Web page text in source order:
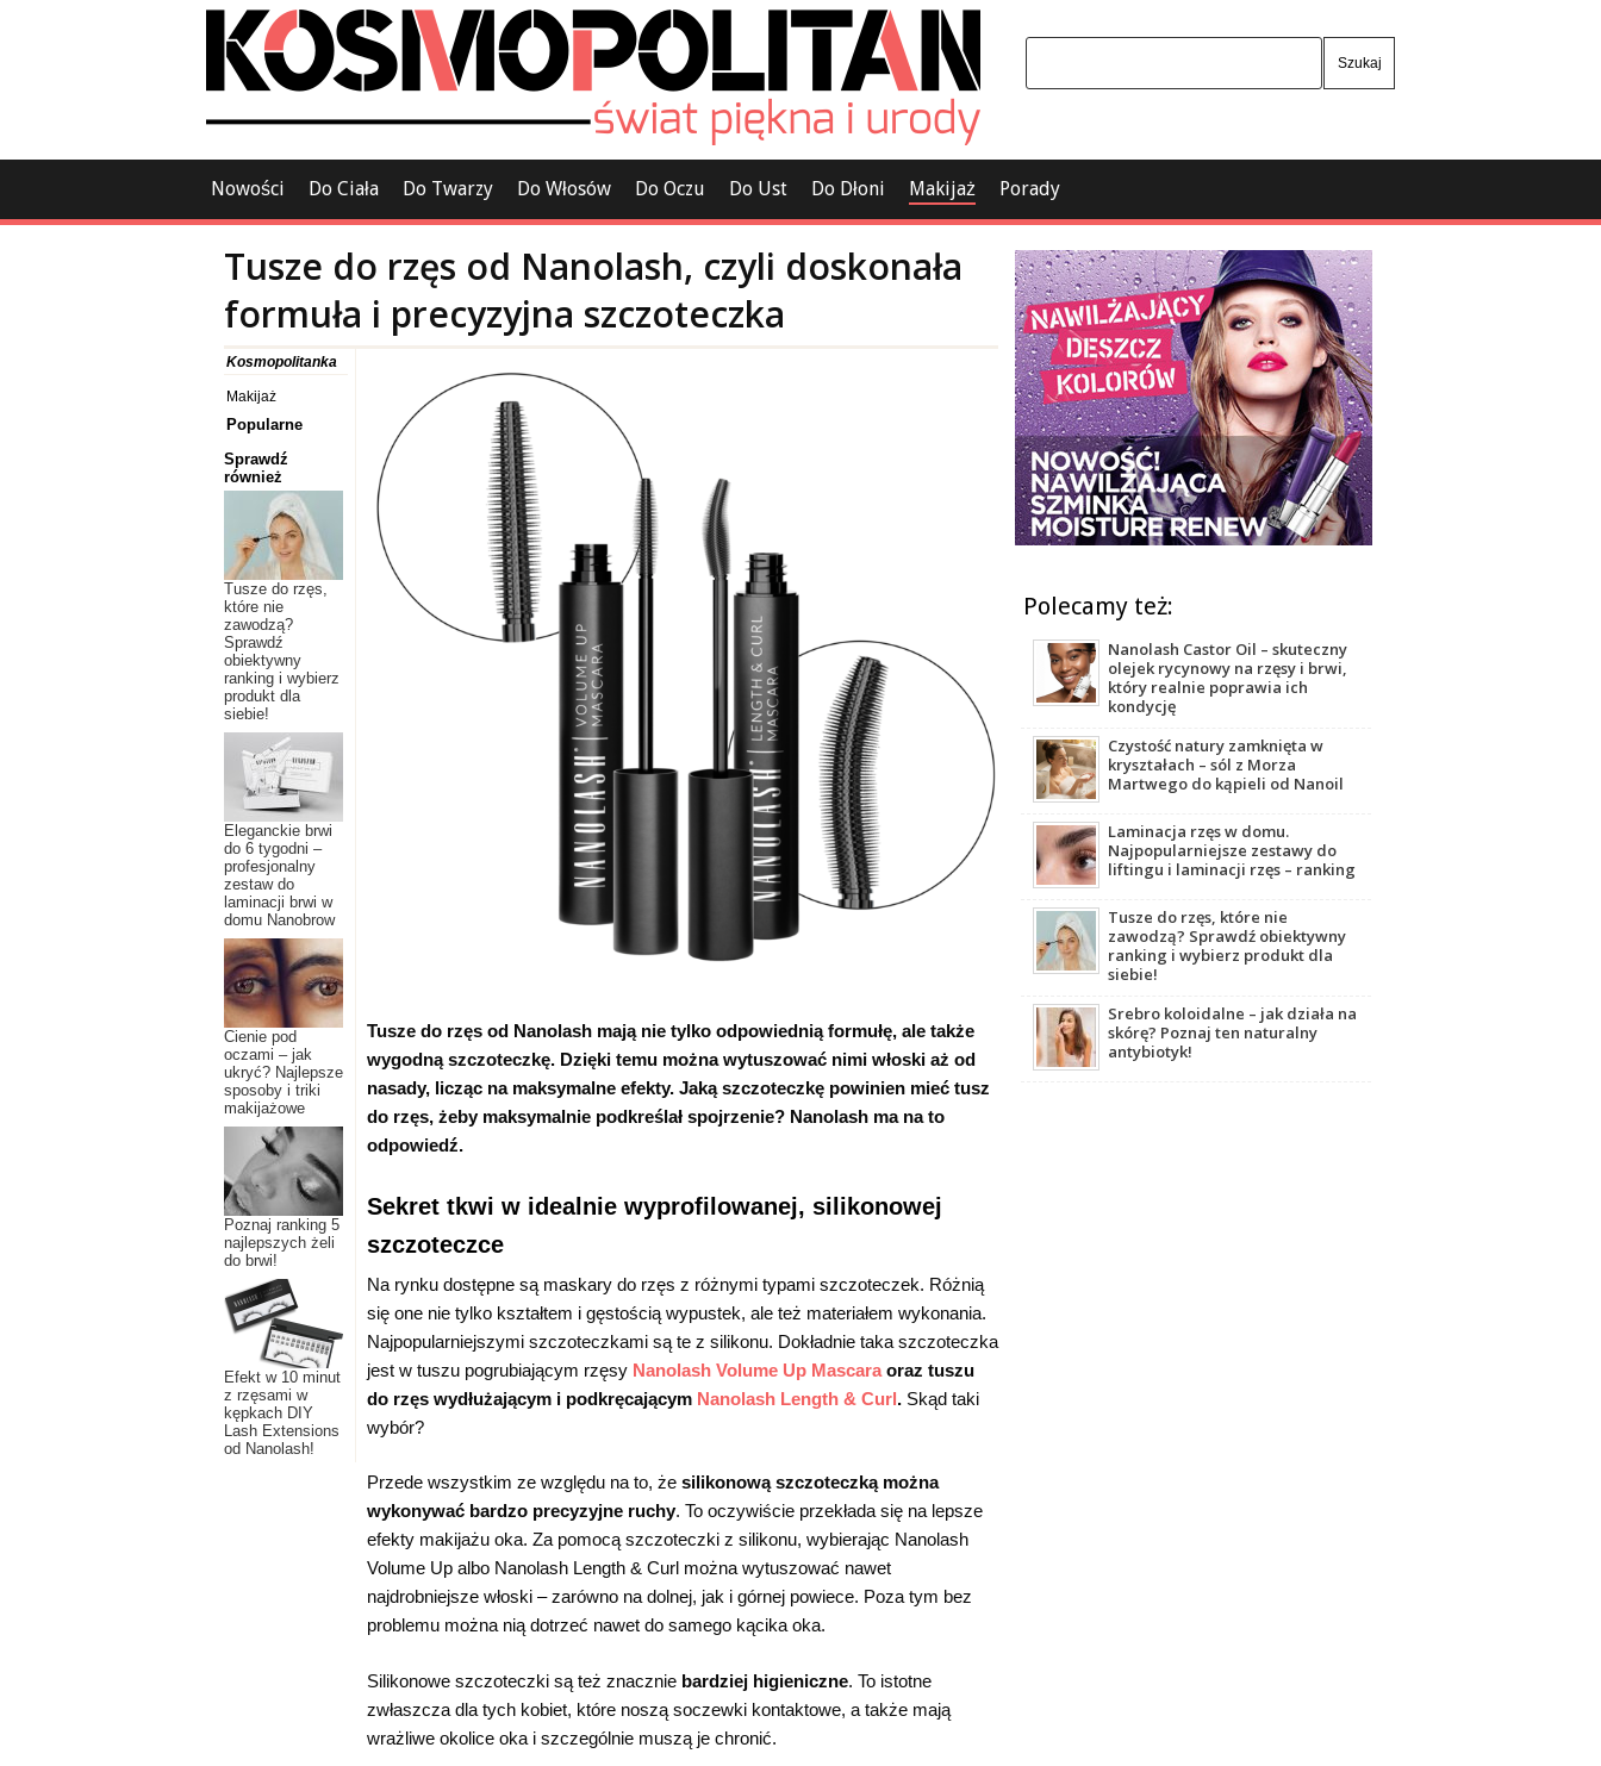
Nowości Do Ciała Do Twarzy Do Włosów Do Oczu Do Ust Do Dłoni Makijaż Porady
Tusze do rzęs od Nanolash, czyli doskonała
formuła i precyzyjna szczoteczka
Kosmopolitanka
Makijaż
Popularne
Sprawdź
również
Tusze do rzęs,
które nie
zawodzą?
Sprawdź
obiektywny
ranking i wybierz
produkt dla
siebie!
Eleganckie brwi
do 6 tygodni –
profesjonalny
zestaw do
laminacji brwi w
domu Nanobrow
Cienie pod
oczami – jak
ukryć? Najlepsze
sposoby i triki
makijażowe
Poznaj ranking 5
najlepszych żeli
do brwi!
Efekt w 10 minut
z rzęsami w
kępkach DIY
Lash Extensions
od Nanolash!
Tusze do rzęs od Nanolash mają nie tylko odpowiednią formułę, ale także
wygodną szczoteczkę. Dzięki temu można wytuszować nimi włoski aż od
nasady, licząc na maksymalne efekty. Jaką szczoteczkę powinien mieć tusz
do rzęs, żeby maksymalnie podkreślał spojrzenie? Nanolash ma na to
odpowiedź.
Sekret tkwi w idealnie wyprofilowanej, silikonowej
szczoteczce
Na rynku dostępne są maskary do rzęs z różnymi typami szczoteczek. Różnią
się one nie tylko kształtem i gęstością wypustek, ale też materiałem wykonania.
Najpopularniejszymi szczoteczkami są te z silikonu. Dokładnie taka szczoteczka
jest w tuszu pogrubiającym rzęsy Nanolash Volume Up Mascaraoraz tuszu
do rzęs wydłużającym i podkręcającymNanolash Length & Curl.Skąd taki
wybór?
Przede wszystkim ze względu na to, że silikonową szczoteczką można
wykonywać bardzo precyzyjne ruchy. To oczywiście przekłada się na lepsze
efekty makijażu oka. Za pomocą szczoteczki z silikonu, wybierając Nanolash
Volume Up albo Nanolash Length & Curl można wytuszować nawet
najdrobniejsze włoski – zarówno na dolnej, jak i górnej powiece. Poza tym bez
problemu można nią dotrzeć nawet do samego kącika oka.
Silikonowe szczoteczki są też znacznie bardziej higieniczne. To istotne
zwłaszcza dla tych kobiet, które noszą soczewki kontaktowe, a także mają
wrażliwe okolice oka i szczególnie muszą je chronić.
Polecamy też:
Nanolash Castor Oil – skuteczny
olejek rycynowy na rzęsy i brwi,
który realnie poprawia ich
kondycję
Czystość natury zamknięta w
kryształach – sól z Morza
Martwego do kąpieli od Nanoil
Laminacja rzęs w domu.
Najpopularniejsze zestawy do
liftingu i laminacji rzęs – ranking
Tusze do rzęs, które nie
zawodzą? Sprawdź obiektywny
ranking i wybierz produkt dla
siebie!
Srebro koloidalne – jak działa na
skórę? Poznaj ten naturalny
antybiotyk!